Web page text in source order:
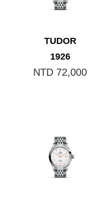
TUDOR
1926
NTD 72,000